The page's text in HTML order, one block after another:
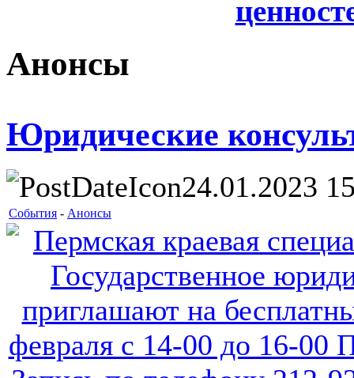
Анонсы
Юридические
24.01.2023
События - Анонсы